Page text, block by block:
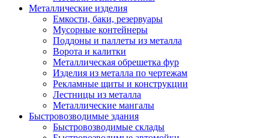
Металлические изделия
Емкости, баки, резервуары
Мусорные контейнеры
Поддоны и паллеты из металла
Ворота и калитки
Металлическая обрешетка фур
Изделия из металла по чертежам
Рекламные щиты и конструкции
Лестницы из металла
Металлические мангалы
Быстровозводимые здания
Быстровозводимые склады